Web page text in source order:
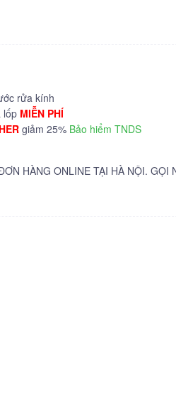
rửa kính
lốp MIỄN PHÍ
giảm 25% Bảo hiểm TNDS
HÀNG ONLINE TẠI HÀ NỘI. GỌI